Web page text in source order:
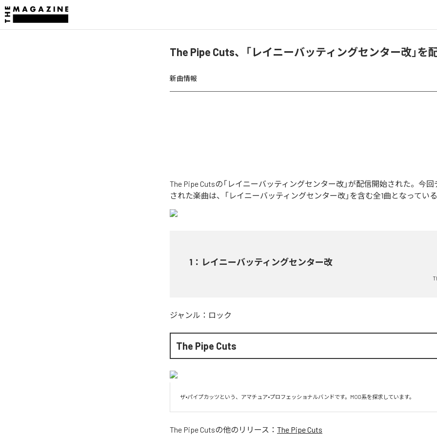
The Pipe Cuts、「レイニーバッティングセンター改」を
新曲情報
The Pipe Cutsの「レイニーバッティングセンター改」が配信開始された。今
された楽曲は、「レイニーバッティングセンター改」を含む全1曲となっている
1 ： レイニーバッティングセンター改
ジャンル： ロック
The Pipe Cuts
The Pipe Cutsの他のリリース： The Pipe Cuts